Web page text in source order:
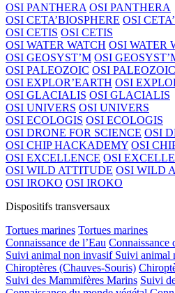
OSI PANTHERA OSI PANTHERA
OSI CETA’BIOSPHERE OSI
OSI CETIS OSI CETIS
OSI WATER WATCH OSI WATER
OSI GEOSYST’M OSI
OSI PALEOZOIC OSI PALEOZOIC
OSI EXPLOR’EARTH OSI
OSI GLACIALIS OSI GLACIALIS
OSI UNIVERS OSI UNIVERS
OSI ECOLOGIS OSI ECOLOGIS
OSI DRONE FOR SCIENCE OSI
OSI CHIP HACKADEMY OSI
OSI EXCELLENCE OSI
OSI WILD ATTITUDE OSI WILD
OSI IROKO OSI IROKO
Dispositifs transversaux
Tortues marines Tortues marines
Connaissance de l’Eau Connaissance
Suivi animal non invasif Suivi animal
Chiroptères (Chauves-Souris)
Suivi des Mammifères Marins Suivi